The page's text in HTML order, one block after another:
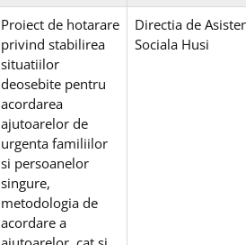
Proiect de hotarare
privind stabilirea
situatiilor
deosebite pentru
acordarea
ajutoarelor de
urgenta familiilor
si persoanelor
singure,
metodologia de
acordare a
Directia de
Sociala Husi